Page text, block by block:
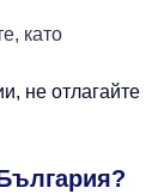
като
не отлагайте